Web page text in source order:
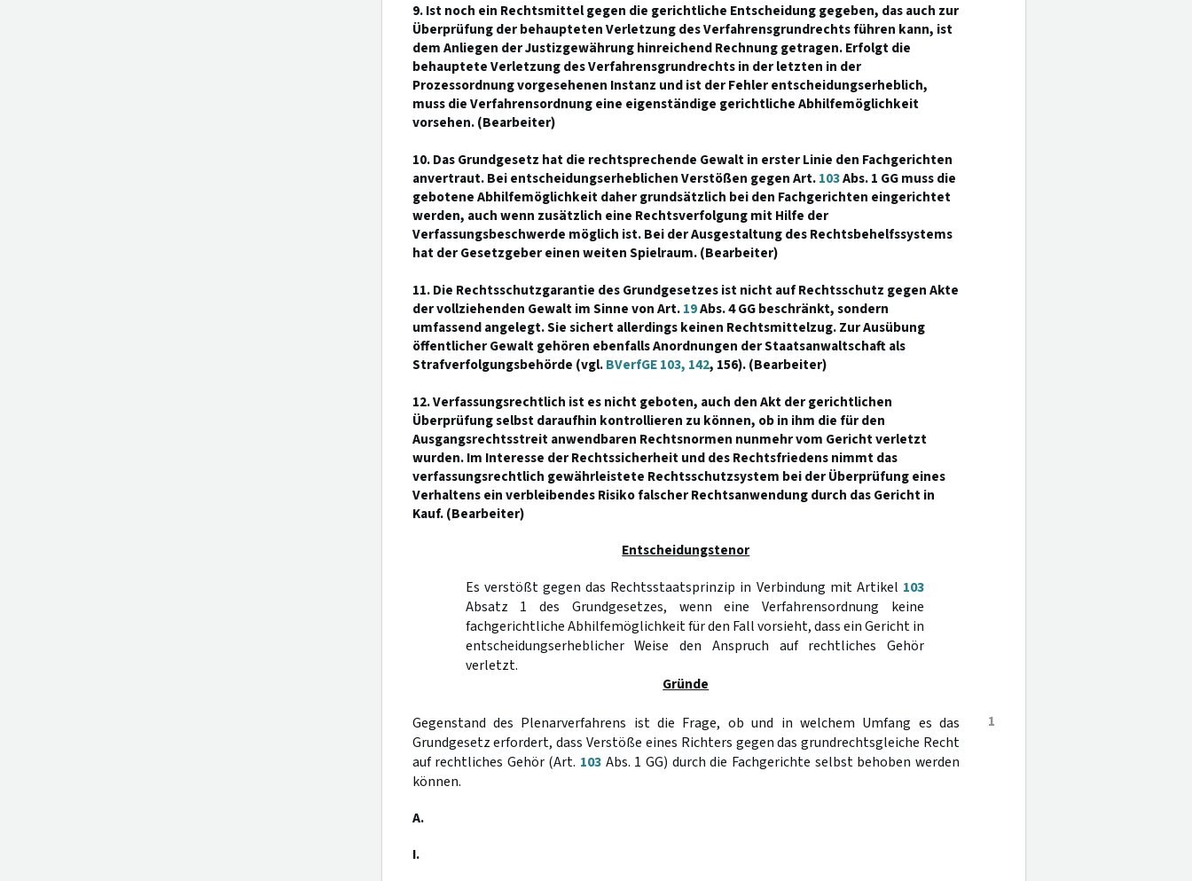
9. Ist noch ein Rechtsmittel gegen die gerichtliche Entscheidung gegeben, das auch zur
Überprüfung der behaupteten Verletzung des Verfahrensgrundrechts führen kann, ist
dem Anliegen der Justizgewährung hinreichend Rechnung getragen. Erfolgt die
behauptete Verletzung des Verfahrensgrundrechts in der letzten in der
Prozessordnung vorgesehenen Instanz und ist der Fehler entscheidungserheblich,
muss die Verfahrensordnung eine eigenständige gerichtliche Abhilfemöglichkeit
vorsehen. (Bearbeiter)
10. Das Grundgesetz hat die rechtsprechende Gewalt in erster Linie den Fachgerichten
anvertraut. Bei entscheidungserheblichen Verstößen gegen Art.103Abs. 1 GG muss die
gebotene Abhilfemöglichkeit daher grundsätzlich bei den Fachgerichten eingerichtet
werden, auch wenn zusätzlich eine Rechtsverfolgung mit Hilfe der
Verfassungsbeschwerde möglich ist. Bei der Ausgestaltung des Rechtsbehelfssystems
hat der Gesetzgeber einen weiten Spielraum. (Bearbeiter)
11. Die Rechtsschutzgarantie des Grundgesetzes ist nicht auf Rechtsschutz gegen Akte
der vollziehenden Gewalt im Sinne von Art.19Abs. 4 GG beschränkt, sondern
umfassend angelegt. Sie sichert allerdings keinen Rechtsmittelzug. Zur Ausübung
öffentlicher Gewalt gehören ebenfalls Anordnungen der Staatsanwaltschaft als
Strafverfolgungsbehörde (vgl.BVerfGE 103, 142, 156). (Bearbeiter)
12. Verfassungsrechtlich ist es nicht geboten, auch den Akt der gerichtlichen
Überprüfung selbst daraufhin kontrollieren zu können, ob in ihm die für den
Ausgangsrechtsstreit anwendbaren Rechtsnormen nunmehr vom Gericht verletzt
wurden. Im Interesse der Rechtssicherheit und des Rechtsfriedens nimmt das
verfassungsrechtlich gewährleistete Rechtsschutzsystem bei der Überprüfung eines
Verhaltens ein verbleibendes Risiko falscher Rechtsanwendung durch das Gericht in
Kauf. (Bearbeiter)
Entscheidungstenor
Es verstößt gegen das Rechtsstaatsprinzip in Verbindung mit Artikel 103
Absatz 1 des Grundgesetzes, wenn eine Verfahrensordnung keine
fachgerichtliche Abhilfemöglichkeit für den Fall vorsieht, dass ein Gericht in
entscheidungserheblicher Weise den Anspruch auf rechtliches Gehör
verletzt.
Gründe
1
Gegenstand des Plenarverfahrens ist die Frage, ob und in welchem Umfang es das
Grundgesetz erfordert, dass Verstöße eines Richters gegen das grundrechtsgleiche Recht
auf rechtliches Gehör (Art. 103 Abs. 1 GG) durch die Fachgerichte selbst behoben werden
können.
A.
I.